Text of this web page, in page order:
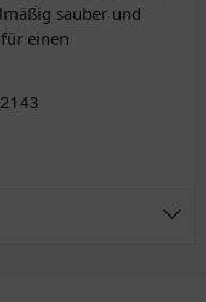
sauber und
einen